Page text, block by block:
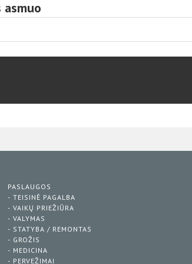
PASLAUGOS
- TEISINĖ PAGALBA
- VAIKŲ PRIEŽIŪRA
- VALYMAS
- STATYBA / REMONTAS
- GROŽIS
- MEDICINA
- PERVEŽIMAI